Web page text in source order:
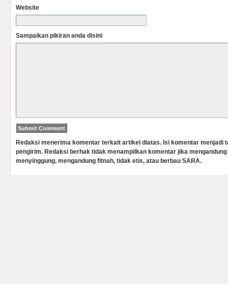
Website
Sampaikan pikiran anda disini
Redaksi menerima komentar terkait artikel diatas. Isi komentar menjadi
pengirim. Redaksi berhak tidak menampilkan komentar jika
menyinggung, mengandung fitnah, tidak etis, atau berbau SARA.